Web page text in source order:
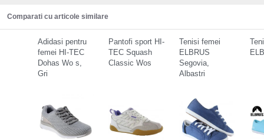
Comparati cu articole similare
Adidasi pentru
femei HI-TEC
Dohas Wo s,
Gri
Pantofi sport HI-
TEC Squash
Classic Wos
Tenisi femei
ELBRUS
Segovia,
Albastri